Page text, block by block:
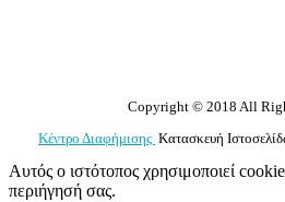
Copyright © 2018 All
Κέντρο Διαφήμισης Κατασκευή
Αυτός ο ιστότοπος χρησιμοποιεί
περιήγησή σας.